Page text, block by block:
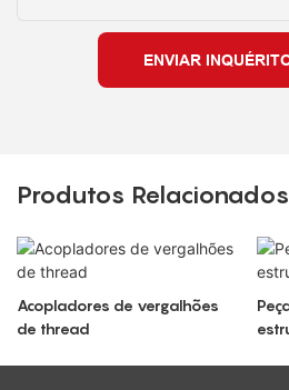
ENVIAR
Produtos Relacionados
Acopladores de vergalhões
de thread